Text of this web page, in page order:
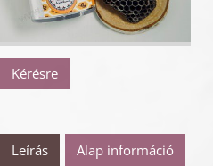
Kérésre
Leírás Alap információ